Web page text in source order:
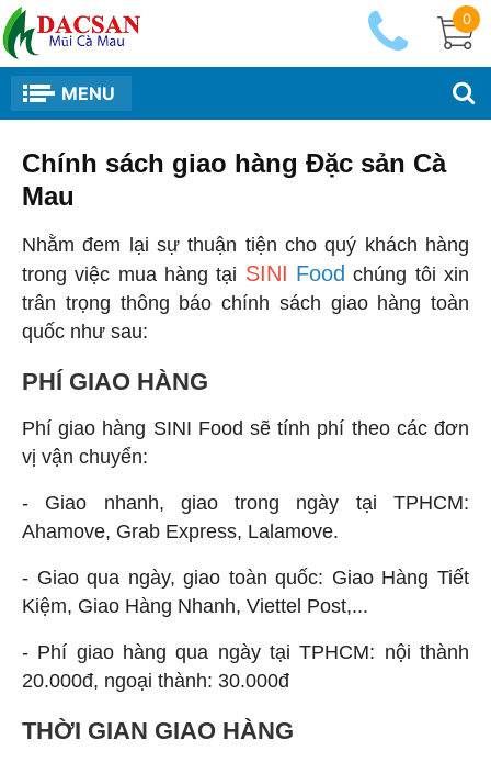
0
MENU
Chính sách giao hàng Đặc sản Cà
Mau
Nhằm đem lại sự thuận tiện cho quý khách hàng
trong việc mua hàng tại SINI Food chúng tôi xin
trân trọng thông báo chính sách giao hàng toàn
quốc như sau:
PHÍ GIAO HÀNG
Phí giao hàng SINI Food sẽ tính phí theo các đơn
vị vận chuyển:
- Giao nhanh, giao trong ngày tại TPHCM:
Ahamove, Grab Express, Lalamove.
- Giao qua ngày, giao toàn quốc: Giao Hàng Tiết
Kiệm, Giao Hàng Nhanh, Viettel Post,...
- Phí giao hàng qua ngày tại TPHCM: nội thành
20.000đ, ngoại thành: 30.000đ
THỜI GIAN GIAO HÀNG